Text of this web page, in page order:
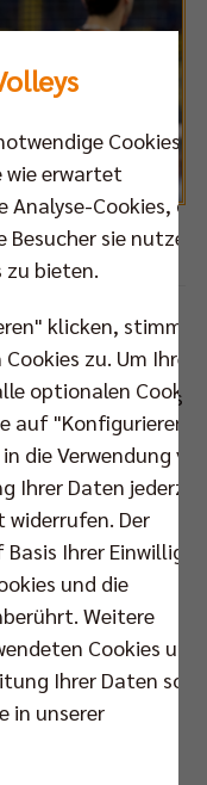
Wallis und
17 Jahren hinaus
neun
ganz Europa,
seine
Im orangen
vergangenen
und
bedeutet es
Ich bin
und werde
sagt der
an
Cookies,
wie erwartet
Cookies, die
sie nutzen,
zu bieten.
klicken, stimmen
zu. Um Ihre
optionalen Cookies
auf "Konfigurieren".
die Verwendung
Ihrer Daten
Der
Ihrer
und die
Weitere
Cookies und
Ihrer Daten
in unserer